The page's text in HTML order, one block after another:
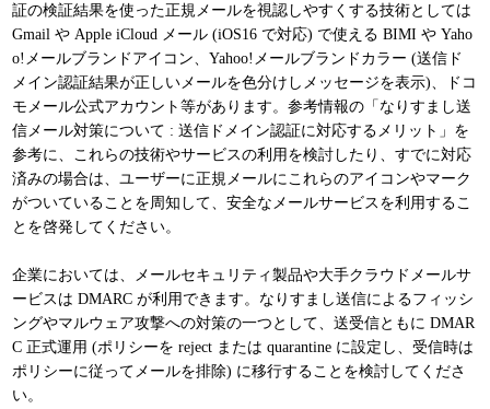
証の検証結果を使った正規メールを視認しやすくする技術としては
Gmail や Apple iCloud メール (iOS16 で対応) で使える BIMI や Yaho
o!メールブランドアイコン、Yahoo!メールブランドカラー (送信ド
メイン認証結果が正しいメールを色分けしメッセージを表示)、ドコ
モメール公式アカウント等があります。参考情報の「なりすまし送
信メール対策について : 送信ドメイン認証に対応するメリット」を
参考に、これらの技術やサービスの利用を検討したり、すでに対応
済みの場合は、ユーザーに正規メールにこれらのアイコンやマーク
がついていることを周知して、安全なメールサービスを利用するこ
とを啓発してください。
企業においては、メールセキュリティ製品や大手クラウドメールサ
ービスは DMARC が利用できます。なりすまし送信によるフィッシ
ングやマルウェア攻撃への対策の一つとして、送受信ともに DMAR
C 正式運用 (ポリシーを reject または quarantine に設定し、受信時は
ポリシーに従ってメールを排除) に移行することを検討してくださ
い。